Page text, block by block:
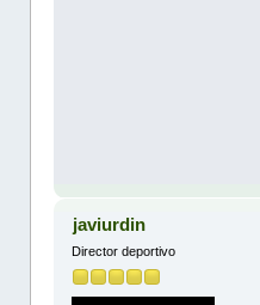
javiurdin
Director deportivo